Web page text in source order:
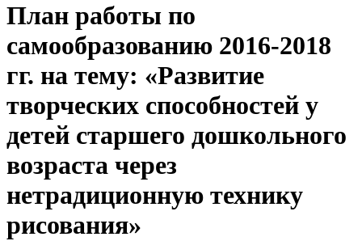
План работы по
самообразованию 2016-2018
гг. на тему: «Развитие
творческих способностей у
детей старшего дошкольного
возраста через
нетрадиционную технику
рисования»